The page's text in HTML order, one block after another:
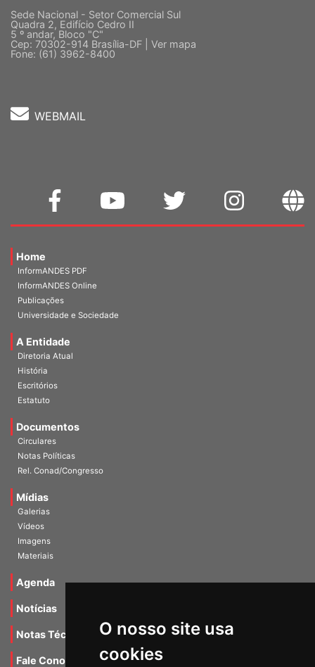
O nosso site usa
cookies
Sede Nacional - Setor Comercial Sul
Quadra 2, Edifício Cedro II
5 º andar, Bloco "C"
Cep: 70302-914 Brasília-DF | Ver mapa
Fone: (61) 3962-8400
WEBMAIL
Home
InformANDES PDF
InformANDES Online
Publicações
Universidade e Sociedade
A Entidade
Diretoria Atual
História
Escritórios
Estatuto
Documentos
Circulares
Notas Políticas
Rel. Conad/Congresso
Mídias
Galerias
Vídeos
Imagens
Materiais
Agenda
Notícias
Notas Técnicas
Fale Conocsco